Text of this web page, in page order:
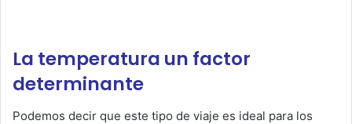
La temperatura un factor
determinante
Podemos decir que este tipo de viaje es ideal para los